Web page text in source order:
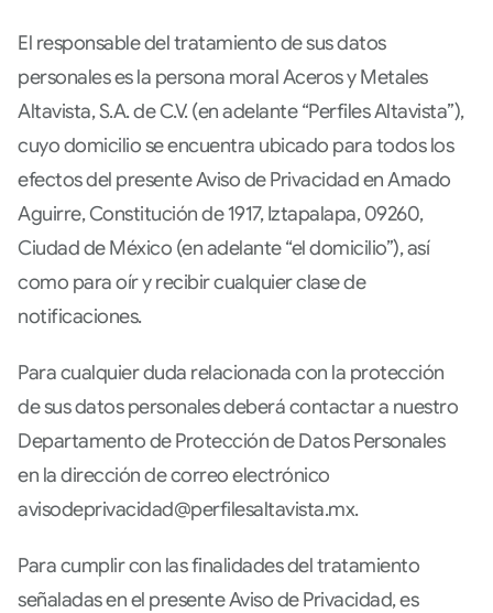
El responsable del tratamiento de sus datos
personales es la persona moral Aceros y Metales
Altavista, S.A. de C.V. (en adelante “Perfiles Altavista”),
cuyo domicilio se encuentra ubicado para todos los
efectos del presente Aviso de Privacidad en Amado
Aguirre, Constitución de 1917, Iztapalapa, 09260,
Ciudad de México (en adelante “el domicilio”), así
como para oír y recibir cualquier clase de
notificaciones.
Para cualquier duda relacionada con la protección
de sus datos personales deberá contactar a nuestro
Departamento de Protección de Datos Personales
en la dirección de correo electrónico
avisodeprivacidad@perfilesaltavista.mx.
Para cumplir con las finalidades del tratamiento
señaladas en el presente Aviso de Privacidad, es